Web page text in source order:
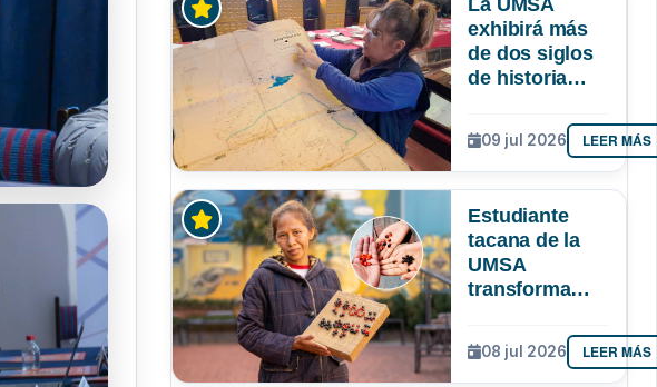
la respuesta
exhibirá más
de dos siglos
de historia
Larga Noche
de Museos
09 jul 2026 LEER MÁS
Estudiante
tacana de la
UMSA
transforma
amazónicas en
artesanías
08 jul 2026 LEER MÁS